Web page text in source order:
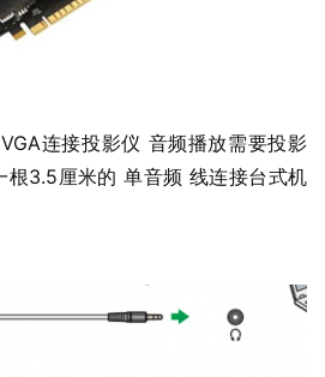
根3.5厘米的 单音频 线连接台式机